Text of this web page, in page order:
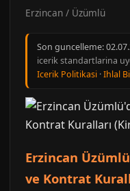
Erzincan / Üzümlü
Son guncelleme:
icerik standartlarina
Icerik Politikasi ·Ihlal
Erzincan
ve Kontrat